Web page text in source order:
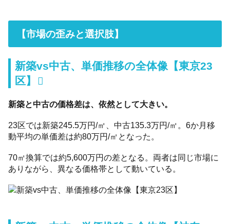
【市場の歪みと選択肢】
新築vs中古、単価推移の全体像【東京23
区】
新築と中古の価格差は、依然として大きい。
23区では新築245.5万円/㎡、中古135.3万円/㎡。6か月移
動平均の単価差は約80万円/㎡となった。
70㎡換算では約5,600万円の差となる。両者は同じ市場に
ありながら、異なる価格帯として動いている。